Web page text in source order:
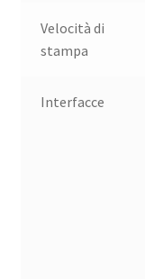
Velocità di
stampa
Interfacce